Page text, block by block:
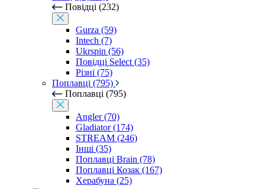
Повідці (232)
Gurza (59)
Intech (7)
Ukrspin (56)
Повідці Select (35)
Різні (75)
Поплавці (795)
Поплавці (795)
Angler (70)
Gladiator (174)
STREAM (246)
Інші (35)
Поплавці Brain (78)
Поплавці Козак (167)
Херабуна (25)